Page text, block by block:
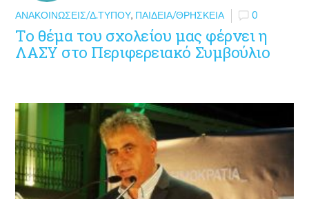
ΑΝΑΚΟΙΝΏΣΕΙΣ/Δ.ΤΎΠΟΥ, ΠΑΙΔΕΊΑ/ΘΡΗΣΚΕΊΑ 0
Το θέμα του σχολείου μας φέρνει η
ΛΑΣΥ στο Περιφερειακό Συμβούλιο